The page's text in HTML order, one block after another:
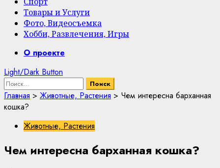
Товары и Услуги
Фото, Видеосъемка
Хобби, Развлечения, Игры
PrimaryО проекте
Light/Dark Button
Найти:
Главная > Животные, Растения > Чем интересна барханная
кошка?
Животные, Растения
Чем интересна барханная кошка?